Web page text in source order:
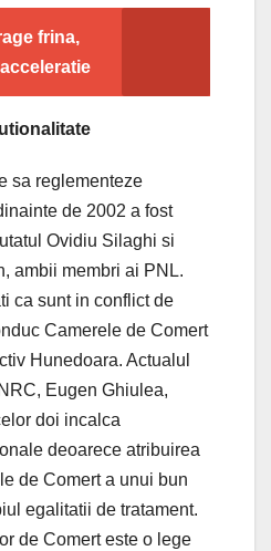
frina,
sa reglementeze
de 2002 a fost
Ovidiu Silaghi si
ambii membri ai PNL.
ca sunt in conflict de
Camerele de Comert
Hunedoara. Actualul
Eugen Ghiulea,
doi incalca
deoarece atribuirea
de Comert a unui bun
egalitatii de tratament.
de Comert este o lege